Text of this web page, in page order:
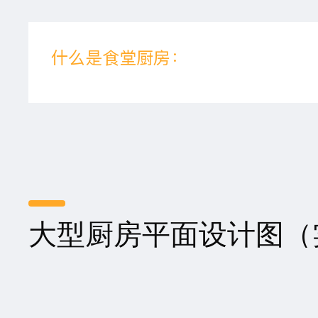
什么是食堂厨房：
大型厨房平面设计图